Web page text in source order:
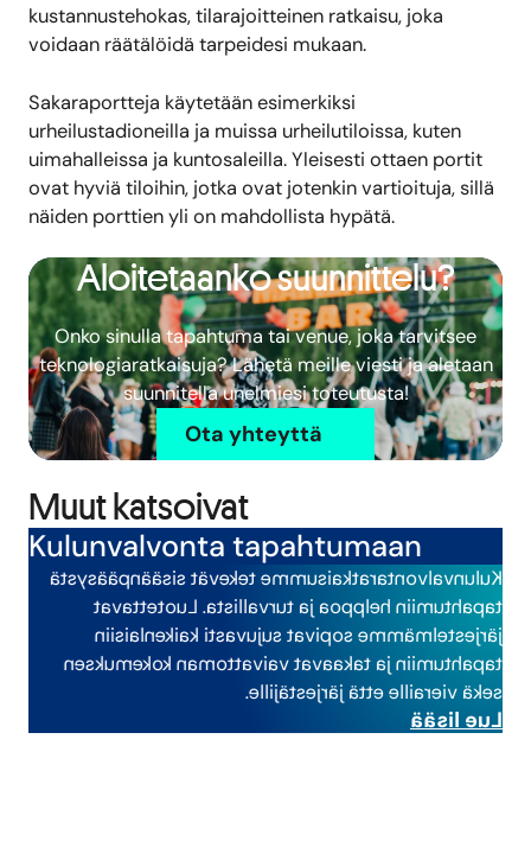
kustannustehokas, tilarajoitteinen ratkaisu, joka
voidaan räätälöidä tarpeidesi mukaan.
Sakaraportteja käytetään esimerkiksi
urheilustadioneilla ja muissa urheilutiloissa, kuten
uimahalleissa ja kuntosaleilla. Yleisesti ottaen portit
ovat hyviä tiloihin, jotka ovat jotenkin vartioituja, sillä
näiden porttien yli on mahdollista hypätä.
Aloitetaanko suunnittelu?
Onko sinulla tapahtuma tai venue, joka tarvitsee
teknologiaratkaisuja? Lähetä meille viesti ja aletaan
suunnitella unelmiesi toteutusta!
Ota yhteyttä
Muut katsoivat
Kulunvalvonta tapahtumaan
Kulunvalvontaratkaisumme tekevät sisäänpääsystä
tapahtumiin helppoa ja turvallista. Luotettavat
järjestelmämme sopivat sujuvasti kaikenlaisiin
tapahtumiin ja takaavat vaivattoman kokemuksen
sekä vieraille että järjestäjille.
Lue lisää